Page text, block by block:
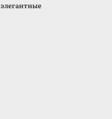
элегантные